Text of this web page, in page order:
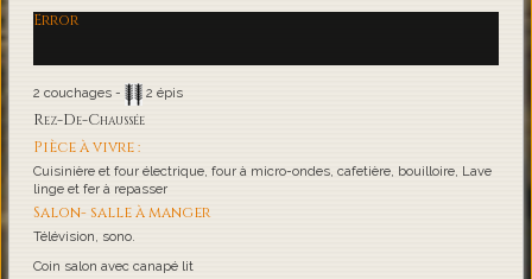
Error
2 couchages - 2 épis
Rez-De-Chaussée
Pièce à vivre :
Cuisinière et four électrique, four à micro-ondes, cafetière, bouilloire, Lave
linge et fer à repasser
Salon- salle à manger
Télévision, sono.
Coin salon avec canapé lit